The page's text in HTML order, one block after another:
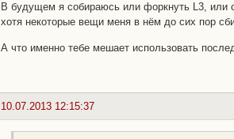
В будущем я собираюсь или форкнуть L3, или
хотя некоторые вещи меня в нём до сих пор
А что именно тебе мешает использовать
10.07.2013 12:15:37